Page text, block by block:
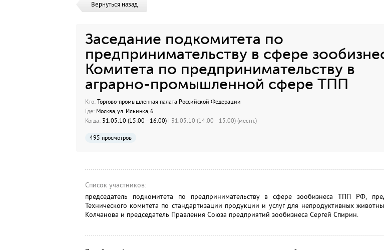
Вернуться назад
Заседание подкомитета по
предпринимательству в сфере
Комитета по предпринимательству в
аграрно-промышленной сфере ТПП
Кто:Торгово-промышленная палата Российской Федерации
Где:Москва, ул. Ильинка, 6
Когда:31.05.10 (15:00—16:00) | 31.05.10 (14:00—15:00) (местн.)
495 просмотров
Список участников:
председатель подкомитета по предпринимательству в сфере зообизнеса ТПП РФ,
Технического комитета по стандартизации продукции и услуг для непродуктивных
Колчанова и председатель Правления Союза предприятий зообизнеса Сергей Спирин.